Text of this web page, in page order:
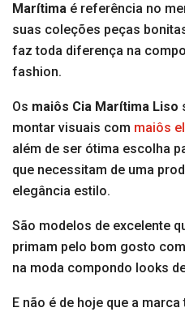
Marítima é referência no
suas coleções peças
faz toda diferença na
fashion.
Os maiôs Cia Marítima Liso
montar visuais com maiôs
além de ser ótima escolha
que necessitam de uma
elegância estilo.
São modelos de excelente
primam pelo bom gosto
na moda compondo looks
E não é de hoje que a